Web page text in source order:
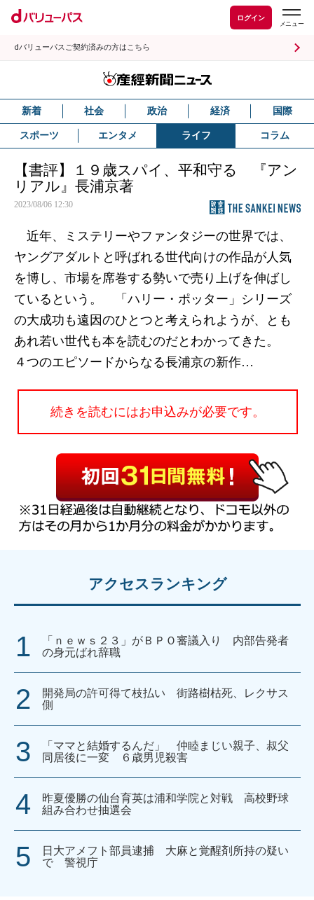
ログイン
dバリューパスご契約済みの方はこちら
新着 社会 政治 経済 国際
スポーツ エンタメ ライフ コラム
【書評】１９歳スパイ、平和守る 『アン
リアル』長浦京著
2023/08/06 12:30
近年、ミステリーやファンタジーの世界では、
ヤングアダルトと呼ばれる世代向けの作品が人気
を博し、市場を席巻する勢いで売り上げを伸ばし
ているという。 「ハリー・ポッター」シリーズ
の大成功も遠因のひとつと考えられようが、とも
あれ若い世代も本を読むのだとわかってきた。
４つのエピソードからなる長浦京の新作…
続きを読むにはお申込みが必要です。
アクセスランキング
「ｎｅｗｓ２３」がＢＰＯ審議入り 内部告発者
の身元ばれ辞職
開発局の許可得て枝払い 街路樹枯死、レクサス
側
「ママと結婚するんだ」 仲睦まじい親子、叔父
同居後に一変 ６歳男児殺害
昨夏優勝の仙台育英は浦和学院と対戦 高校野球
組み合わせ抽選会
日大アメフト部員逮捕 大麻と覚醒剤所持の疑い
で 警視庁